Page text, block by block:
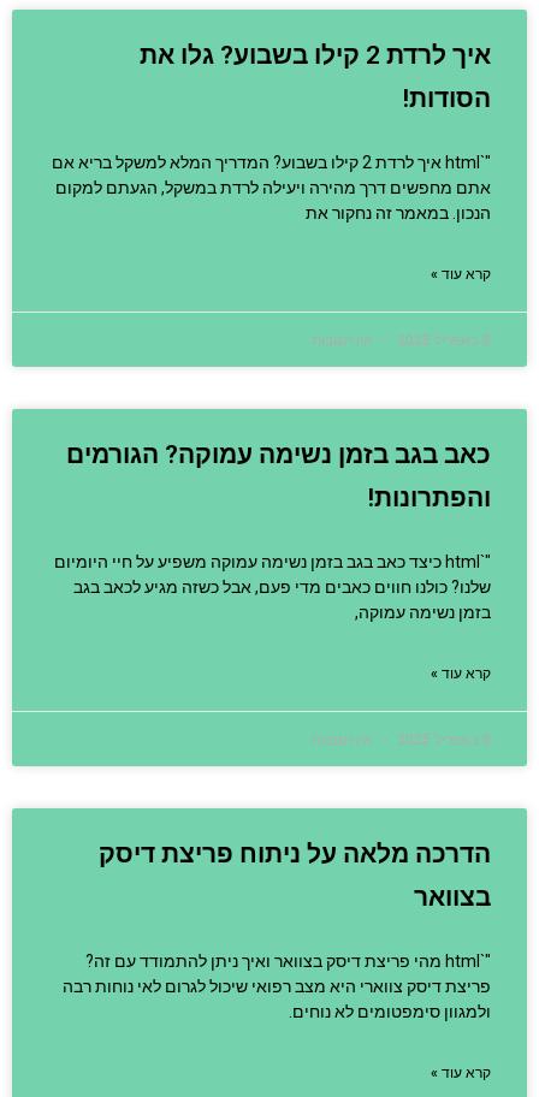
איך לרדת 2 קילו בשבוע? גלו את
הסודות!
"`html איך לרדת 2 קילו בשבוע? המדריך המלא למשקל בריא אם
אתם מחפשים דרך מהירה ויעילה לרדת במשקל, הגעתם למקום
הנכון. במאמר זה נחקור את
קרא עוד »
8 באפריל 2025 אין תגובות
כאב בגב בזמן נשימה עמוקה? הגורמים
והפתרונות!
"`html כיצד כאב בגב בזמן נשימה עמוקה משפיע על חיי היומיום
שלנו? כולנו חווים כאבים מדי פעם, אבל כשזה מגיע לכאב בגב
בזמן נשימה עמוקה,
קרא עוד »
8 באפריל 2025 אין תגובות
הדרכה מלאה על ניתוח פריצת דיסק
בצוואר
"`html מהי פריצת דיסק בצוואר ואיך ניתן להתמודד עם זה?
פריצת דיסק צווארי היא מצב רפואי שיכול לגרום לאי נוחות רבה
ולמגוון סימפטומים לא נוחים.
קרא עוד »